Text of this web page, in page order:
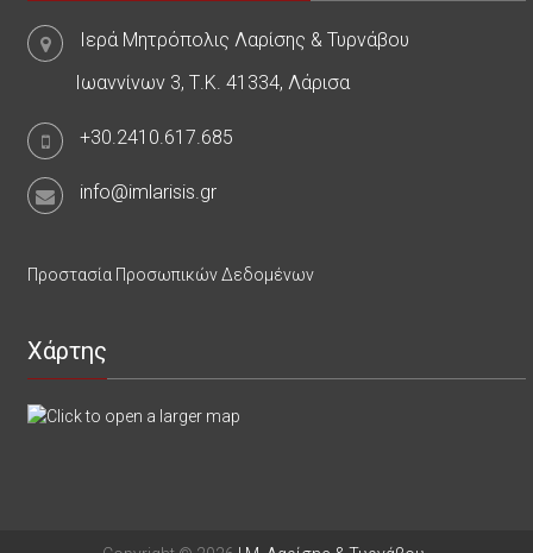
Ιερά Μητρόπολις Λαρίσης & Τυρνάβου
Ιωαννίνων 3, Τ.Κ. 41334, Λάρισα
+30.2410.617.685
info@imlarisis.gr
Προστασία Προσωπικών Δεδομένων
Χάρτης